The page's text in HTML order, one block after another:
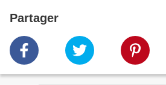
Partager